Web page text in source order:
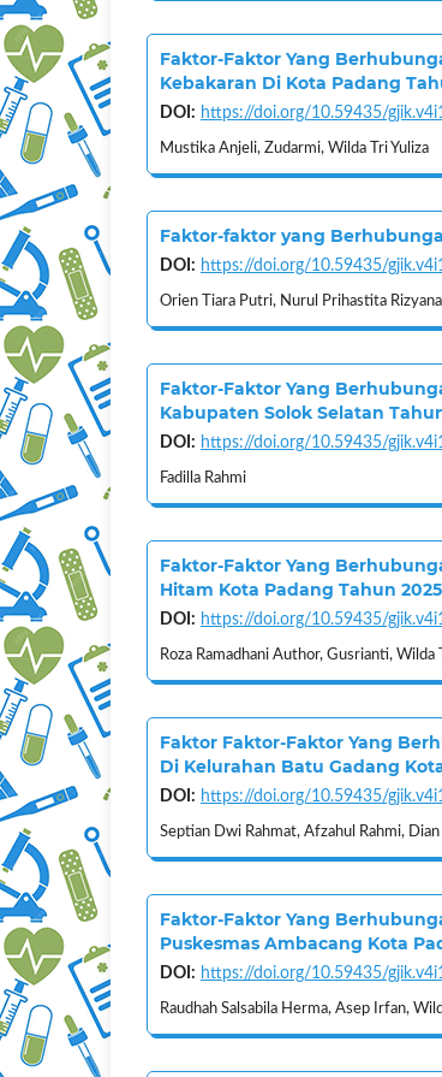
Faktor-Faktor Yang
Kebakaran Di Kota Padang
DOI: https://doi.org/10.59435/
Mustika Anjeli, Zudarmi, Wilda Tri Yuliza
Faktor-faktor yang
DOI: https://doi.org/10.59435/
Orien Tiara Putri, Nurul Prihastita
Faktor-Faktor Yang
Kabupaten Solok Selatan
DOI: https://doi.org/10.59435/
Fadilla Rahmi
Faktor-Faktor Yang
Hitam Kota Padang Tahun 2025
DOI: https://doi.org/10.59435/
Roza Ramadhani Author, Gusrianti, Wilda
Faktor Faktor-Faktor Yang
Di Kelurahan Batu Gadang
DOI: https://doi.org/10.59435/
Septian Dwi Rahmat, Afzahul Rahmi,
Faktor-Faktor Yang
Puskesmas Ambacang Kota
DOI: https://doi.org/10.59435/
Raudhah Salsabila Herma, Asep Irfan,